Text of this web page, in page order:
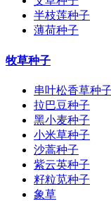
半枝莲种子
薄荷种子
牧草种子
串叶松香草种子
拉巴豆种子
黑小麦种子
小米草种子
沙蒿种子
紫云英种子
籽粒苋种子
象草